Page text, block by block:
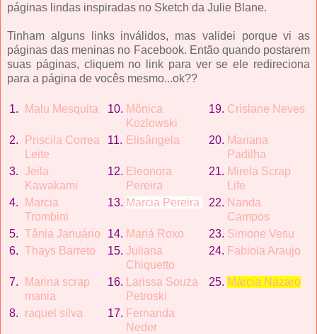
páginas lindas inspiradas no Sketch da Julie Blane.
Tinham alguns links inválidos, mas validei porque vi as
páginas das meninas no Facebook. Então quando postarem
suas páginas, cliquem no link para ver se ele redireciona
para a página de vocês mesmo...ok??
1. Malu Mesquita 10. Mônica
Kozlowski
19. Crislane Neves
2.
Priscila Correa
Leite
11. Elisângela 20. Mariana
Padilha
3. Jeila
Kawakami
12. Eleonora
Pereira
21. Mirela Scrap
Life
4.
Marcia
Trombini
13. Marcia Pereira 22. Nanda
Campos
5. Tânia Januário 14. Mariá Roxo 23. Simone Vesu
6. Thays Barreto 15. Juliana
Chiquetto
24. Fabiola Araujo
7.
Marina scrap
mania
16.
Larissa Souza
Petroski
25. Márcia Nazaro
8. raquel silva 17. Fernanda
Neder